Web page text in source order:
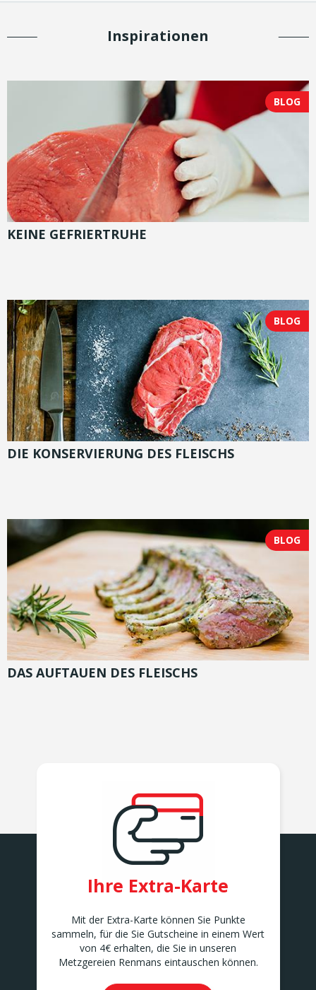
Inspirationen
BLOG
KEINE GEFRIERTRUHE
BLOG
DIE KONSERVIERUNG DES FLEISCHS
BLOG
DAS AUFTAUEN DES FLEISCHS
Ihre Extra-Karte
Mit der Extra-Karte können Sie Punkte
sammeln, für die Sie Gutscheine in einem Wert
von 4€ erhalten, die Sie in unseren
Metzgereien Renmans eintauschen können.